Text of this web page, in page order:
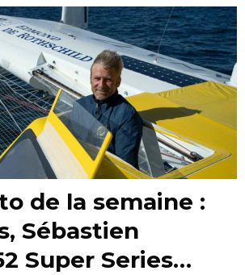
de la semaine :
Sébastien
Super Series…